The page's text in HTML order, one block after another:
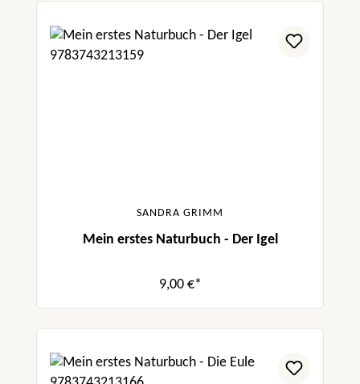
SANDRA GRIMM
Mein erstes Naturbuch - Der Igel
9,00 €*